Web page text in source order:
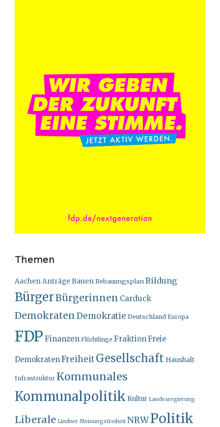
Themen
AachenAnträgeBauenBebauungsplanBildung
BürgerBürgerinnen Carduck
Demokraten Demokratie Deutschland Europa
FDP Finanzen Flüchtlinge Fraktion Freie
Demokraten FreiheitGesellschaft Haushalt
Infrastruktur Kommunales
Kommunalpolitik Kultur Landesregierung
Liberale Lindner Meinungsfreiheit NRWPolitik